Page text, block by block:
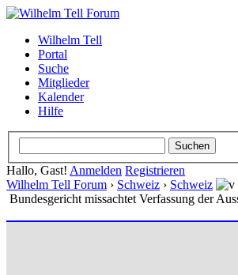
Wilhelm Tell
Portal
Suche
Mitglieder
Kalender
Hilfe
Hallo, Gast! Anmelden Registrieren
Wilhelm Tell Forum › Schweiz › Schweiz
Bundesgericht missachtet Verfassung der